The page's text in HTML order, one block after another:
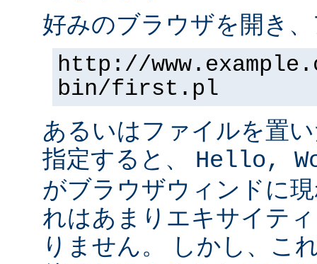
好みのブラウザを開き
http://
bin/first.pl
あるいはファイルを置
指定すると、 Hello,
がブラウザウィンドに
れはあまりエキサイテ
りません。 しかし、こ